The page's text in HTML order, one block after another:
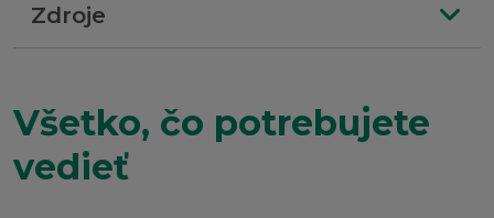
Zdroje
Všetko, čo potrebujete
vedieť